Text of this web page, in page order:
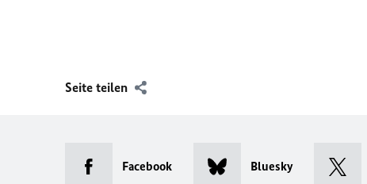
Seite teilen
Facebook Bluesky